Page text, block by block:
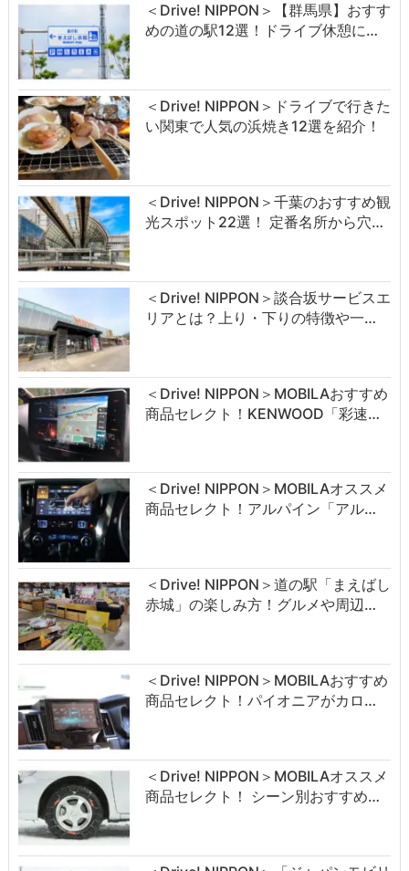
＜Drive! NIPPON＞【群馬県】おすす
めの道の駅12選！ドライブ休憩に…
＜Drive! NIPPON＞ドライブで行きた
い関東で人気の浜焼き12選を紹介！
＜Drive! NIPPON＞千葉のおすすめ観
光スポット22選！ 定番名所から穴…
＜Drive! NIPPON＞談合坂サービスエ
リアとは？上り・下りの特徴や一…
＜Drive! NIPPON＞MOBILAおすすめ
商品セレクト！KENWOOD「彩速…
＜Drive! NIPPON＞MOBILAオススメ
商品セレクト！アルパイン「アル…
＜Drive! NIPPON＞道の駅「まえばし
赤城」の楽しみ方！グルメや周辺…
＜Drive! NIPPON＞MOBILAおすすめ
商品セレクト！パイオニアがカロ…
＜Drive! NIPPON＞MOBILAオススメ
商品セレクト！ シーン別おすすめ…